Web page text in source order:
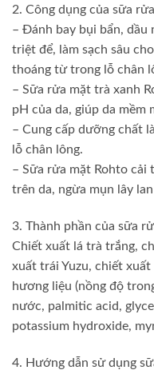
2. Công dụng của sữa
– Đánh bay bụi bẩn, dầu
triệt để, làm sạch sâu
thoáng từ trong lỗ chân
– Sữa rửa mặt trà xanh
pH của da, giúp da mềm
– Cung cấp dưỡng chất
lỗ chân lông.
– Sữa rửa mặt Rohto cải
trên da, ngừa mụn lây
3. Thành phần của sữa
Chiết xuất lá trà trắng,
xuất trái Yuzu, chiết
hương liệu (nồng độ
nước, palmitic acid,
potassium hydroxide,
4. Hướng dẫn sử dụng